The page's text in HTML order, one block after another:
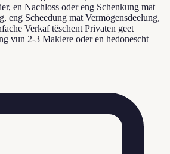
en Nachloss oder eng Schenkung mat
eng Scheedung mat Vermögensdeelung,
Verkaf tëschent Privaten geet
vun 2-3 Maklere oder en hedonescht